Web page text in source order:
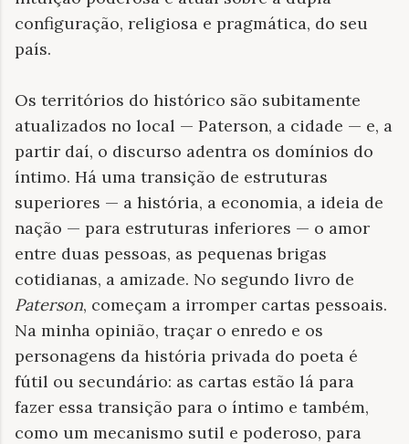
configuração, religiosa e pragmática, do seu
país.
Os territórios do histórico são subitamente
atualizados no local — Paterson, a cidade — e, a
partir daí, o discurso adentra os domínios do
íntimo. Há uma transição de estruturas
superiores — a história, a economia, a ideia de
nação — para estruturas inferiores — o amor
entre duas pessoas, as pequenas brigas
cotidianas, a amizade. No segundo livro de
Paterson, começam a irromper cartas pessoais.
Na minha opinião, traçar o enredo e os
personagens da história privada do poeta é
fútil ou secundário: as cartas estão lá para
fazer essa transição para o íntimo e também,
como um mecanismo sutil e poderoso, para